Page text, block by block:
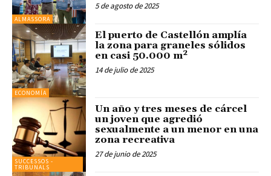
ALMASSORA
5 de agosto de 2025
ECONOMÍA
El puerto de Castellón amplía
la zona para graneles sólidos
en casi 50.000 m²
14 de julio de 2025
SUCCESSOS -
TRIBUNALS
Un año y tres meses de cárcel
un joven que agredió
sexualmente a un menor en una
zona recreativa
27 de junio de 2025